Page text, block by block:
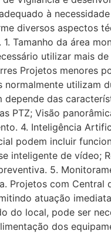
à
diversos aspectos
Tamanho da área
utilizar mais
Projetos menores
utilizam
das
PTZ; Visão
4. Inteligência
podem incluir
inteligente de vídeo;
5.
Projetos com
atuação
do local, pode ser
dos